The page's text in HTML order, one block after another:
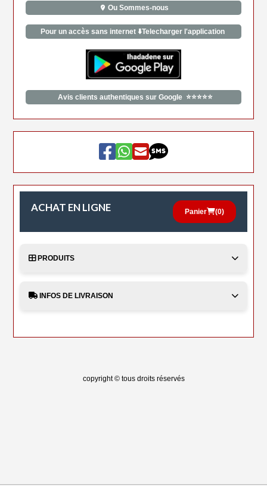
Ou Sommes-nous
Pour un accès sans internet ⬇️Telecharger l'application
Avis clients authentiques sur Google ⭐⭐⭐⭐⭐
ACHAT EN LIGNE Panier (0)
PRODUITS
INFOS DE LIVRAISON
copyright © tous droits réservés